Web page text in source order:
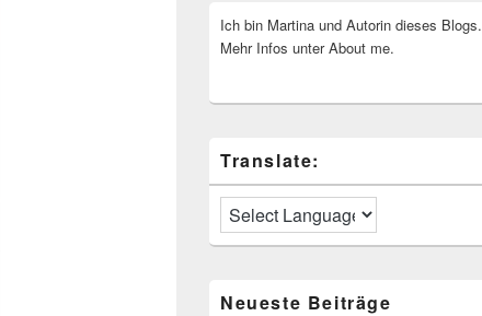
Ich bin Martina und Autorin dieses Blogs.
Mehr Infos unter About me.
Translate:
Neueste Beiträge